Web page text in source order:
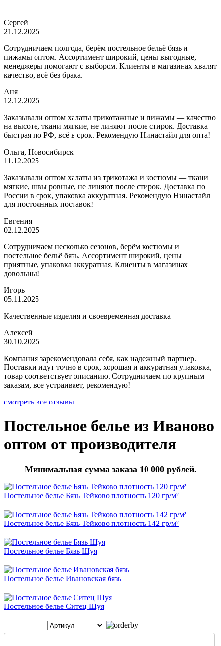
Сергей
21.12.2025
Сотрудничаем полгода, берём постельное бельё бязь и
пижамы оптом. Ассортимент широкий, цены выгодные,
менеджеры помогают с выбором. Клиенты в магазинах хвалят
качество, всё без брака.
Аня
12.12.2025
Заказывали оптом халаты трикотажные и пижамы — качество
на высоте, ткани мягкие, не линяют после стирок. Доставка
быстрая по РФ, всё в срок. Рекомендую Нинастайл для опта!
Ольга, Новосибирск
11.12.2025
Заказывали оптом халаты из трикотажа и костюмы — ткани
мягкие, швы ровные, не линяют после стирок. Доставка по
России в срок, упаковка аккуратная. Рекомендую Нинастайл
для постоянных поставок!
Евгения
02.12.2025
Сотрудничаем несколько сезонов, берём костюмы и
постельное бельё бязь. Ассортимент широкий, цены
приятные, упаковка аккуратная. Клиенты в магазинах
довольны!
Игорь
05.11.2025
Качественные изделия и своевременная доставка
Алексей
30.10.2025
Компания зарекомендовала себя, как надежный партнер.
Поставки идут точно в срок, хорошая и аккуратная упаковка,
товар соответствует описанию. Сотрудничаем по крупным
заказам, все устраивает, рекомендую!
смотреть все отзывы
Постельное белье из Иваново
оптом от производителя
Минимальная сумма заказа 10 000 рублей.
Постельное белье Бязь Тейково плотность 120 гр/м²
Постельное белье Бязь Тейково плотность 142 гр/м²
Постельное белье Бязь Шуя
Постельное белье Ивановская бязь
Постельное белье Ситец Шуя